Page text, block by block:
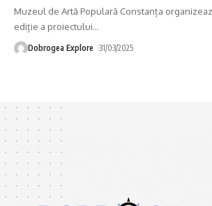
Muzeul de Artă Populară Constanța
ediție a proiectului…
Dobrogea Explore 31/03/2025